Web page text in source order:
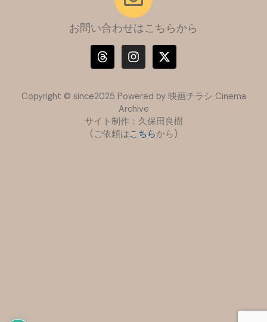
お問い合わせはこちらから
h
r
d
n
s
g
r
a
m
-
t
t
e
r
Copyright © since2025 Powered by 映画チラシ Cinema
Archive
サイト制作：久保田良樹
(ご依頼はこちらから)